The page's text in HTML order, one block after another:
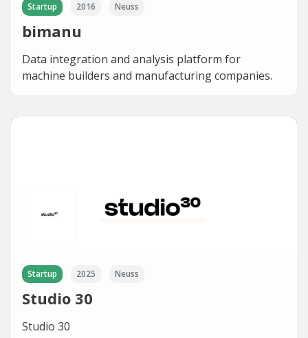
Startup 2016 Neuss
bimanu
Data integration and analysis platform for
machine builders and manufacturing companies.
Startup 2025 Neuss
Studio 30
Studio 30